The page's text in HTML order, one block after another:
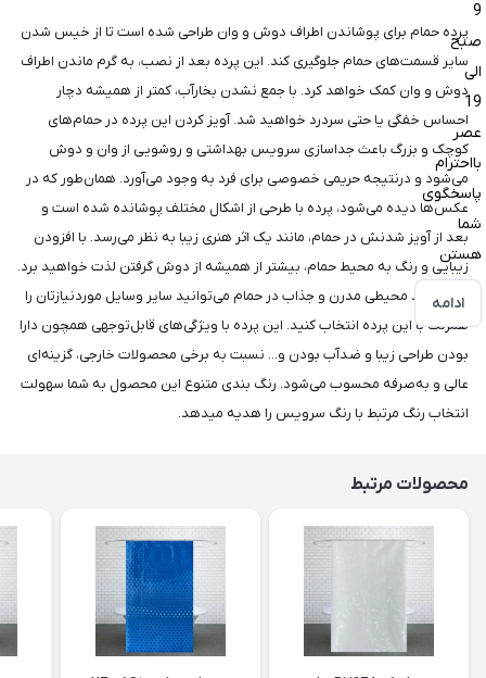
9
صبح
الی
19
عصر
بااحترام
پاسخگوی
شما
هستن
ادامه
پرده حمام برای پوشاندن اطراف دوش و وان طراحی شده است تا از خیس شدن
سایر قسمت‌های حمام جلوگیری کند. این پرده بعد از نصب، به گرم ماندن اطراف
دوش و وان کمک خواهد کرد. با جمع نشدن بخارآب، کمتر از همیشه دچار
احساس خفگی یا حتی سردرد خواهید شد. آویز کردن این پرده در حمام‌های
کوچک و بزرگ باعث جداسازی سرویس بهداشتی و روشویی از وان و دوش
می‌شود و درنتیجه حریمی خصوصی برای فرد به وجود می‌آورد. همان‌طور که در
عکس‌ها دیده می‌شود، پرده با طرحی از اشکال مختلف پوشانده شده است و
بعد از آویز شدنش در حمام، مانند یک اثر هنری زیبا به نظر می‌رسد. با افزودن
زیبایی و رنگ به محیط حمام، بیشتر از همیشه از دوش گرفتن لذت خواهید برد.
برای ایجاد محیطی مدرن و جذاب در حمام می‌توانید سایر وسایل موردنیازتان را
همرنگ با این پرده انتخاب کنید. این پرده با ویژگی‌های قابل‌توجهی همچون دارا
بودن طراحی زیبا و ضد‌آب بودن و... نسبت به برخی محصولات خارجی، گزینه‌ای
عالی و به‌صرفه محسوب می‌شود. رنگ بندی متنوع این محصول به شما سهولت
انتخاب رنگ مرتبط با رنگ سرویس را هدیه میدهد.
محصولات مرتبط